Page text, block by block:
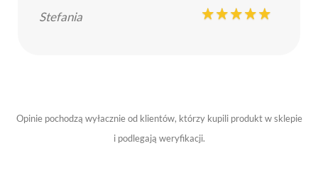
Stefania
Opinie pochodzą wyłacznie od klientów, którzy kupili produkt w sklepie
i podlegają weryfikacji.